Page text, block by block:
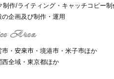
作/ライティング・キャッチコピー制
企画及び制作・運用
Area
・安来市・境港市・米子市ほか
全域・東京都ほか